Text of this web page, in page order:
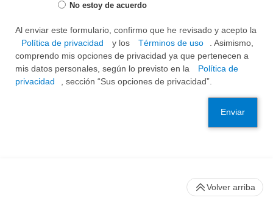
No estoy de acuerdo
Al enviar este formulario, confirmo que he revisado y acepto la
Política de privacidad
y los Términos de uso
. Asimismo,
comprendo mis opciones de privacidad ya que pertenecen a
mis datos personales, según lo previsto en la
Política de
privacidad
, sección “Sus opciones de privacidad”.
Enviar
Volver arriba